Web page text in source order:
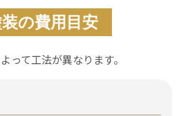
の費用目安
って工法が異なります。